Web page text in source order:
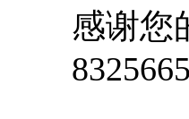
感谢您